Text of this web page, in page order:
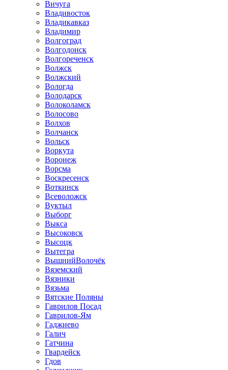
Вичуга
Владивосток
Владикавказ
Владимир
Волгоград
Волгодонск
Волгореченск
Волжск
Волжский
Вологда
Володарск
Волоколамск
Волосово
Волхов
Волчанск
Вольск
Воркута
Воронеж
Ворсма
Воскресенск
Воткинск
Всеволожск
Вуктыл
Выборг
Выкса
Высоковск
Высоцк
Вытегра
ВышнийВолочёк
Вяземский
Вязники
Вязьма
Вятские Поляны
Гаврилов Посад
Гаврилов-Ям
Гаджиево
Галич
Гатчина
Гвардейск
Гдов